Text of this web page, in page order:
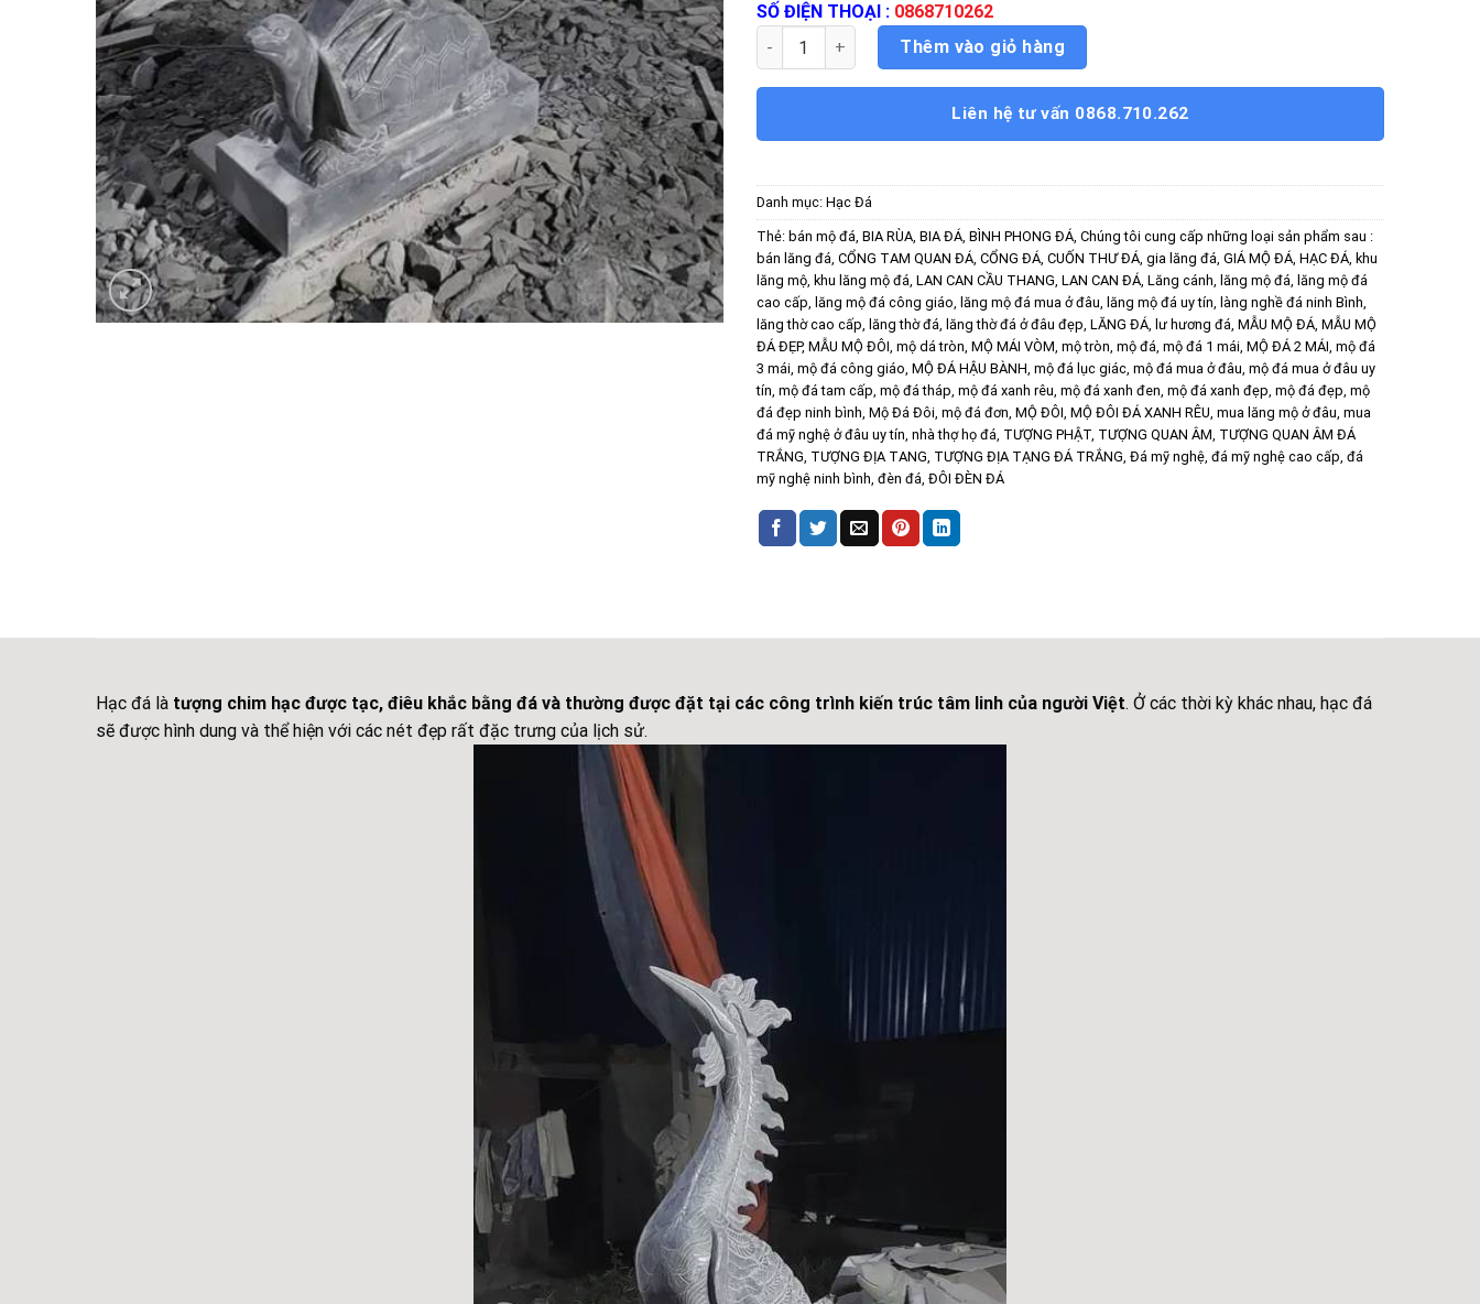
SỐ ĐIỆN THOẠI : 0868710262
Hạc Đá số lượng Thêm vào giỏ hàng
Liên hệ tư vấn 0868.710.262
Danh mục: Hạc Đá
Thẻ: bán mộ đá, BIA RÙA, BIA ĐÁ, BÌNH PHONG ĐÁ, Chúng tôi cung cấp những loại sản phẩm sau :
bán lăng đá, CỔNG TAM QUAN ĐÁ, CỔNG ĐÁ, CUỐN THƯ ĐÁ, gia lăng đá, GIÁ MỘ ĐÁ, HẠC ĐÁ, khu
lăng mộ, khu lăng mộ đá, LAN CAN CẦU THANG, LAN CAN ĐÁ, Lăng cánh, lăng mộ đá, lăng mộ đá
cao cấp, lăng mộ đá công giáo, lăng mộ đá mua ở đâu, lăng mộ đá uy tín, làng nghề đá ninh Bình,
lăng thờ cao cấp, lăng thờ đá, lăng thờ đá ở đâu đẹp, LĂNG ĐÁ, lư hương đá, MẪU MỘ ĐÁ, MẪU MỘ
ĐÁ ĐẸP, MẪU MỘ ĐÔI, mộ dá tròn, MỘ MÁI VÒM, mộ tròn, mộ đá, mộ đá 1 mái, MỘ ĐÁ 2 MÁI, mộ đá
3 mái, mộ đá công giáo, MỘ ĐÁ HẬU BÀNH, mộ đá lục giác, mộ đá mua ở đâu, mộ đá mua ở đâu uy
tín, mộ đá tam cấp, mộ đá tháp, mộ đá xanh rêu, mộ đá xanh đen, mộ đá xanh đẹp, mộ đá đẹp, mộ
đá đẹp ninh bình, Mộ Đá Đôi, mộ đá đơn, MỘ ĐÔI, MỘ ĐÔI ĐÁ XANH RÊU, mua lăng mộ ở đâu, mua
đá mỹ nghệ ở đâu uy tín, nhà thợ họ đá, TƯỢNG PHẬT, TƯỢNG QUAN ÂM, TƯỢNG QUAN ÂM ĐÁ
TRẮNG, TƯỢNG ĐỊA TANG, TƯỢNG ĐỊA TẠNG ĐÁ TRẮNG, Đá mỹ nghệ, đá mỹ nghệ cao cấp, đá
mỹ nghệ ninh bình, đèn đá, ĐÔI ĐÈN ĐÁ
Hạc đá là tượng chim hạc được tạc, điêu khắc bằng đá và thường được đặt tại các công trình kiến trúc tâm linh của người Việt. Ở các thời kỳ khác nhau, hạc đá
sẽ được hình dung và thể hiện với các nét đẹp rất đặc trưng của lịch sử.